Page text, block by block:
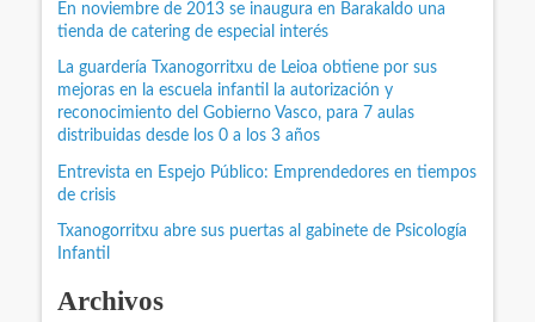
En noviembre de 2013 se inaugura en Barakaldo una
tienda de catering de especial interés
La guardería Txanogorritxu de Leioa obtiene por sus
mejoras en la escuela infantil la autorización y
reconocimiento del Gobierno Vasco, para 7 aulas
distribuidas desde los 0 a los 3 años
Entrevista en Espejo Público: Emprendedores en tiempos
de crisis
Txanogorritxu abre sus puertas al gabinete de Psicología
Infantil
Archivos